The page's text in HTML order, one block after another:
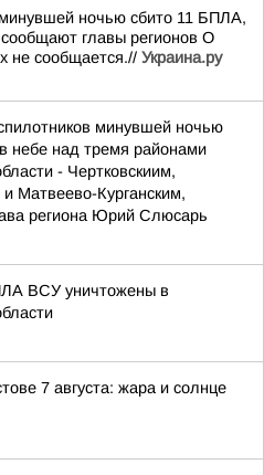
ночью сбито 11 БПЛА,
главы регионов О
не сообщается.// Украина.ру
минувшей ночью
небе над тремя районами
- Чертковскиим,
и Матвеево-Курганским,
региона Юрий Слюсарь
ВСУ уничтожены в
7 августа: жара и солнце